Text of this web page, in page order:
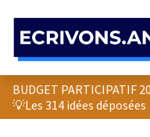
BUDGET PARTICIPATIF
💡Les 314 idées déposées